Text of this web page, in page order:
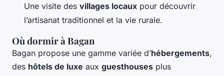
Une visite des villages locaux pour découvrir
l’artisanat traditionnel et la vie rurale.
Où dormir à Bagan
Bagan propose une gamme variée d’hébergements,
des hôtels de luxe aux guesthouses plus